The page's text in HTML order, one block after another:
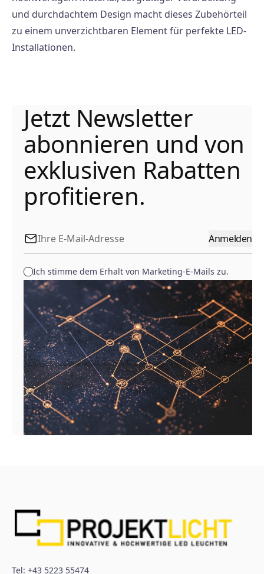
und durchdachtem Design macht dieses Zubehörteil
zu einem unverzichtbaren Element für perfekte LED-
Installationen.
Jetzt Newsletter
abonnieren und von
exklusiven Rabatten
profitieren.
Anmelden
Ich stimme dem Erhalt von Marketing-E-Mails zu.
Tel: +43 5223 55474